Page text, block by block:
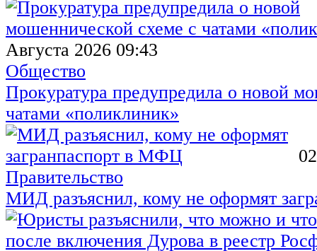
Августа 2026 09:43
Общество
Прокуратура предупредила о новой
чатами «поликлиник»
Правительство
МИД разъяснил, кому не оформят